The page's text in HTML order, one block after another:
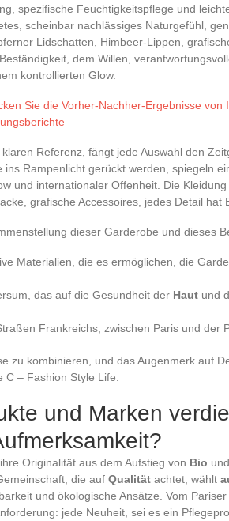
spezifische Feuchtigkeitspflege und
scheinbar nachlässiges Naturgefühl,
Lidschatten, Himbeer-Lippen,
dem Willen,
kontrollierten Glow.
Sie die Vorher-Nachher-Ergebnisse von
Referenz, fängt jede Auswahl den
ins Rampenlicht gerückt werden, spiegeln
und internationaler Offenheit. Die
grafische Accessoires, jedes Detail hat
dieser Garderobe und dieses
Materialien, die es ermöglichen, die
das auf die Gesundheit der Haut und
Frankreichs, zwischen Paris und der
zu kombinieren, und das Augenmerk auf
– Fashion Style Life.
und Marken
Originalität aus dem Aufstieg von Bio und
die auf Qualität achtet, wählt
und ökologische Ansätze. Vom
jede Neuheit, sei es ein